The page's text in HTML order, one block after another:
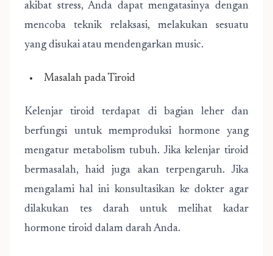
akibat stress, Anda dapat mengatasinya dengan
mencoba teknik relaksasi, melakukan sesuatu
yang disukai atau mendengarkan music.
Masalah pada Tiroid
Kelenjar tiroid terdapat di bagian leher dan
berfungsi untuk memproduksi hormone yang
mengatur metabolism tubuh. Jika kelenjar tiroid
bermasalah, haid juga akan terpengaruh. Jika
mengalami hal ini konsultasikan ke dokter agar
dilakukan tes darah untuk melihat kadar
hormone tiroid dalam darah Anda.